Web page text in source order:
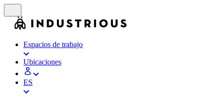
Espacios de trabajo
Ubicaciones
ES